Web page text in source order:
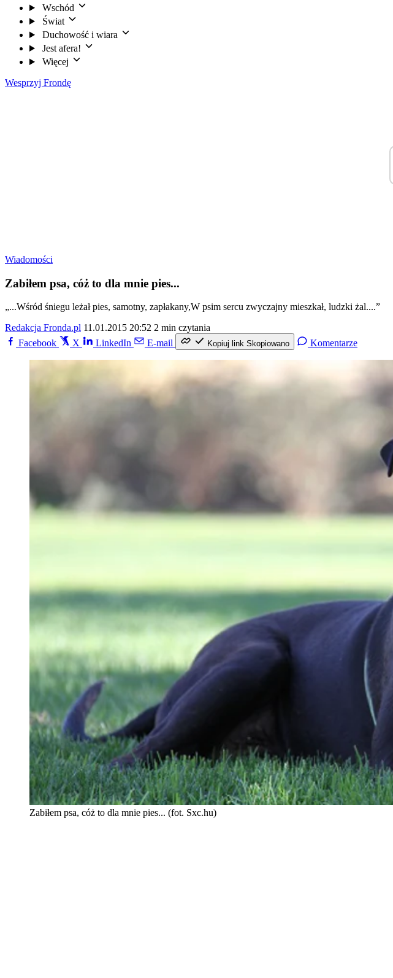
Wschód
Świat
Duchowość i wiara
Jest afera!
Więcej
Wesprzyj Frondę
Wiadomości
Zabiłem psa, cóż to dla mnie pies...
„...Wśród śniegu leżał pies, samotny, zapłakany,W psim sercu zwyczajny mieszkał, ludzki żal....”
Redakcja Fronda.pl 11.01.2015 20:52 2 min czytania
Facebook
X LinkedIn E-mail Kopiuj link Skopiowano Komentarze
Zabiłem psa, cóż to dla mnie pies... (fot. Sxc.hu)